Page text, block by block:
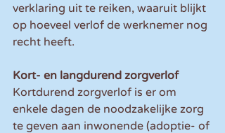
verklaring uit te reiken, waaruit blijkt
op hoeveel verlof de werknemer nog
recht heeft.
Kort- en langdurend zorgverlof
Kortdurend zorgverlof is er om
enkele dagen de noodzakelijke zorg
te geven aan inwonende (adoptie- of